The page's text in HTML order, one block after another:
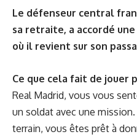
Le défenseur central
sa retraite, a accordé
où il revient sur son
Ce que cela fait de jouer
Real Madrid, vous vous
un soldat avec une
terrain, vous êtes prêt à